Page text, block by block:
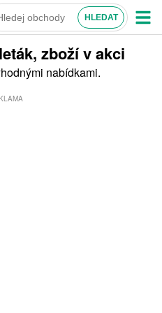
zboží v akci
nabídkami.